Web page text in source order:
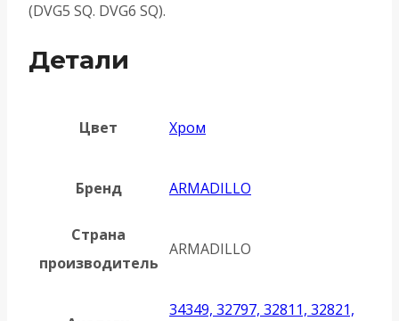
(DVG5 SQ. DVG6 SQ).
Детали
Цвет Хром
Бренд ARMADILLO
Страна
производитель
ARMADILLO
34349, 32797, 32811, 32821,